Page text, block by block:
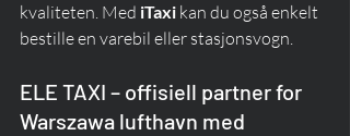
kvaliteten. Med iTaxi kan du også enkelt
bestille en varebil eller stasjonsvogn.
ELE TAXI – offisiell partner for
Warszawa lufthavn med